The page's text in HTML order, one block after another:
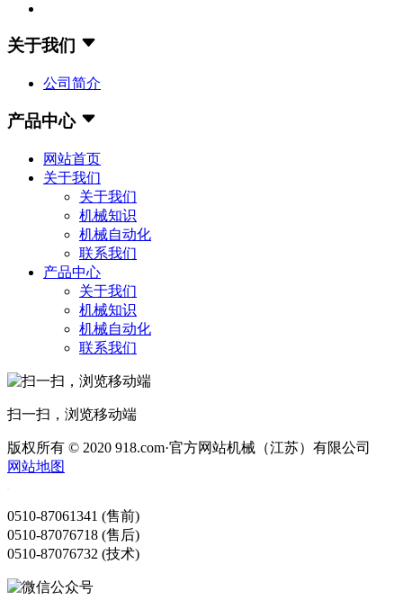
关于我们
公司简介
产品中心
网站首页
关于我们
关于我们
机械知识
机械自动化
联系我们
产品中心
关于我们
机械知识
机械自动化
联系我们
扫一扫，浏览移动端
版权所有 © 2020 918.com·官方网站机械（江苏）有限公司
网站地图
0510-87061341 (售前)
0510-87076718 (售后)
0510-87076732 (技术)